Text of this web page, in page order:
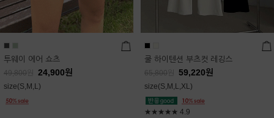
투웨이 에어 쇼츠
49,800 24,900원
size(S,M,L)
쿨 하이텐션 부츠컷 레깅스
65,800 59,220원
size(S,M,L,XL)
★★★★★ 4.9